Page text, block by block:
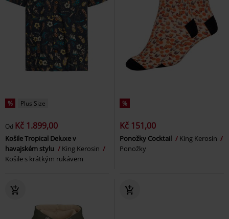
% Plus Size
Od Kč 1.899,00
Košile Tropical Deluxe v
havajském stylu
King Kerosin
Košile s krátkým rukávem
%
Kč 151,00
Ponožky Cocktail
King Kerosin
Ponožky